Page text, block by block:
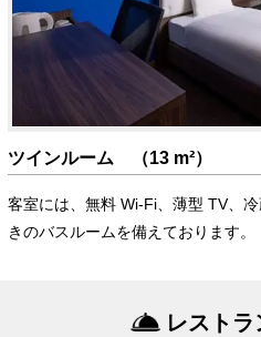
ツインルーム （13 m²）
客室には、無料 Wi-Fi、薄型 TV、
きのバスルームを備えております。
レスト